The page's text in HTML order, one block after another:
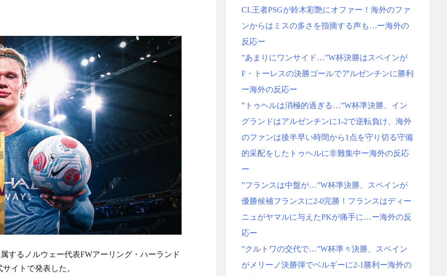
韓国が羨ましくて羨まし
かったな。こんな素晴らし
た米人気SF作品に絶賛の声
米人気SF作品に絶賛の声
トが家事代行サービスを開
題発言だとわからないの
て書けるのか？
」「人間にこんなことが可
」「人間にこんなことが可
Showbiz
仰天！驚きの23層バウムクーヘンがすごい-韓国製「こんなの見たことない!」「私の
国」
【海外の反応】 エンゼルス大谷、満塁で勝負を避けられる 敬遠か四球か？！
今シーズンのキャプテンはMF竹内涼に決定！副キャプテンはテセ・六反・河井の3
名に
日本の国宝を見た韓国人の反応ｗｗｗｗｗｗｗｗｗｗｗｗｗ
Powered by livedoor 相互RSS
するノルウェー代表FWアーリング・ハーランド
イトで発表した。
CL王者PSGが鈴木彩艶にオファー！海外のファ
ンからはミスの多さを指摘する声も…ー海外の
反応ー
”あまりにワンサイド…”W杯決勝はスペインが
F・トーレスの決勝ゴールでアルゼンチンに勝利
ー海外の反応ー
”トゥヘルは消極的過ぎる…”W杯準決勝、イン
グランドはアルゼンチンに1-2で逆転負け、海外
のファンは後半早い時間から1点を守り切る守備
的采配をしたトゥヘルに非難集中ー海外の反応
ー
”フランスは中盤が…”W杯準決勝、スペインが
優勝候補フランスに2-0完勝！フランスはディー
ニュがヤマルに与えたPKが痛手に…ー海外の反
応ー
”クルトワの交代で…”W杯準々決勝、スペイン
がメリーノ決勝弾でベルギーに2-1勝利ー海外の